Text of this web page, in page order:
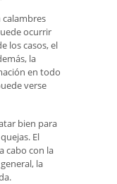
calambres
ocurrir
los casos, el
la
en todo
verse
bien para
El
cabo con la
la